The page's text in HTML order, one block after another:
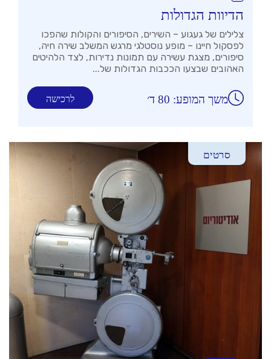
הדיוות הגדולות
צלילים של געגוע – השירים, הסיפורים והקולות שהפכו
לפסקול חיינו – מופע נוסטלגי מרגש המשלב שירה חיה,
סיפורים, מצגת עשירה עם תמונות נדירות, לצד הלהיטים
האהובים שבצעו הככבות הגדולות של...
לרכישה משך המופע: 80 ד׳
סרטים